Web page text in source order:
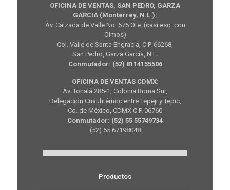
OFICINA DE VENTAS, SAN PEDRO, GARZA
GARCIA (Monterrey, N.L.):
Av. Calzada de Valle No. 575 Ote. (casi esq. con
Olmos)
Col. Valle de Santa Engracia, C.P. 66268,
San Pedro, Garza García, N.L.
Conmutador: (52) 8114155506
OFICINA DE VENTAS CDMX:
Av. Tonalá 285-1, Colonia Roma Sur,
Delegación Cuauhtémoc entre Tepeji y Tepic,
Cd. de México, CDMX C.P. 06760
Conmutador: (52) 55 55749734
(52) 55 67198048
Productos